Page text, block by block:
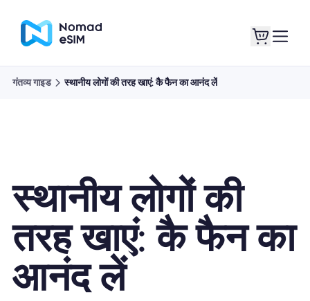
दुकान की योजना
ई-सिम के बारे में
गंतव्य गाइड स्थानीय लोगों की तरह खाएं: कै फैन का आनंद लें
स्थानीय लोगों की
तरह खाएं: कै फैन का
आनंद लें